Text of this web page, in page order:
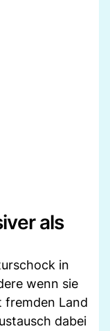
als
in
wenn sie
fremden Land
dabei